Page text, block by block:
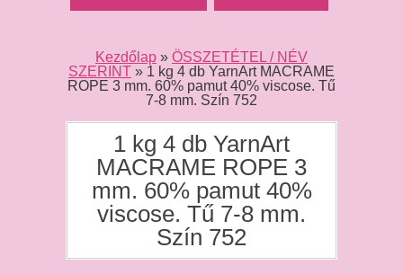
Kezdőlap » ÖSSZETÉTEL / NÉV
SZERINT » 1 kg 4 db YarnArt MACRAME
ROPE 3 mm. 60% pamut 40% viscose. Tű
7-8 mm. Szín 752
1 kg 4 db YarnArt
MACRAME ROPE 3
mm. 60% pamut 40%
viscose. Tű 7-8 mm.
Szín 752